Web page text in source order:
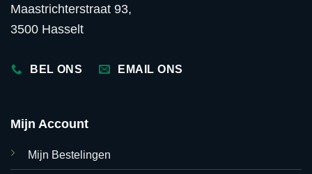
Maastrichterstraat 93,
3500 Hasselt
BEL ONS EMAIL ONS
Mijn Account
Mijn Bestelingen